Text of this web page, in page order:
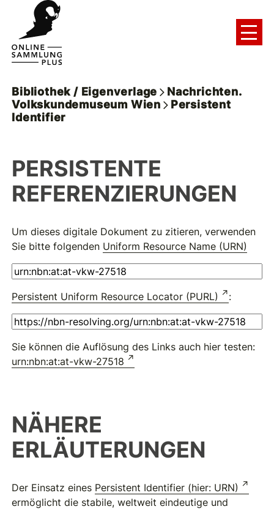
Bibliothek / Eigenverlage
Nachrichten.
Volkskundemuseum Wien
Persistent
Identifier
PERSISTENTE
REFERENZIERUNGEN
Um dieses digitale Dokument zu zitieren, verwenden
Sie bitte folgenden Uniform Resource Name (URN)
Persistent Uniform Resource Locator (PURL) :
Sie können die Auflösung des Links auch hier testen:
urn:nbn:at:at-vkw-27518
NÄHERE
ERLÄUTERUNGEN
Der Einsatz eines Persistent Identifier (hier: URN)
ermöglicht die stabile, weltweit eindeutige und